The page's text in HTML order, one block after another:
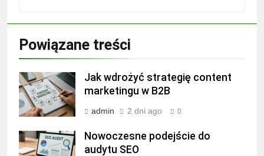
Powiązane treści
Jak wdrożyć strategię content
marketingu w B2B
admin 2 dni ago 0
Nowoczesne podejście do
audytu SEO